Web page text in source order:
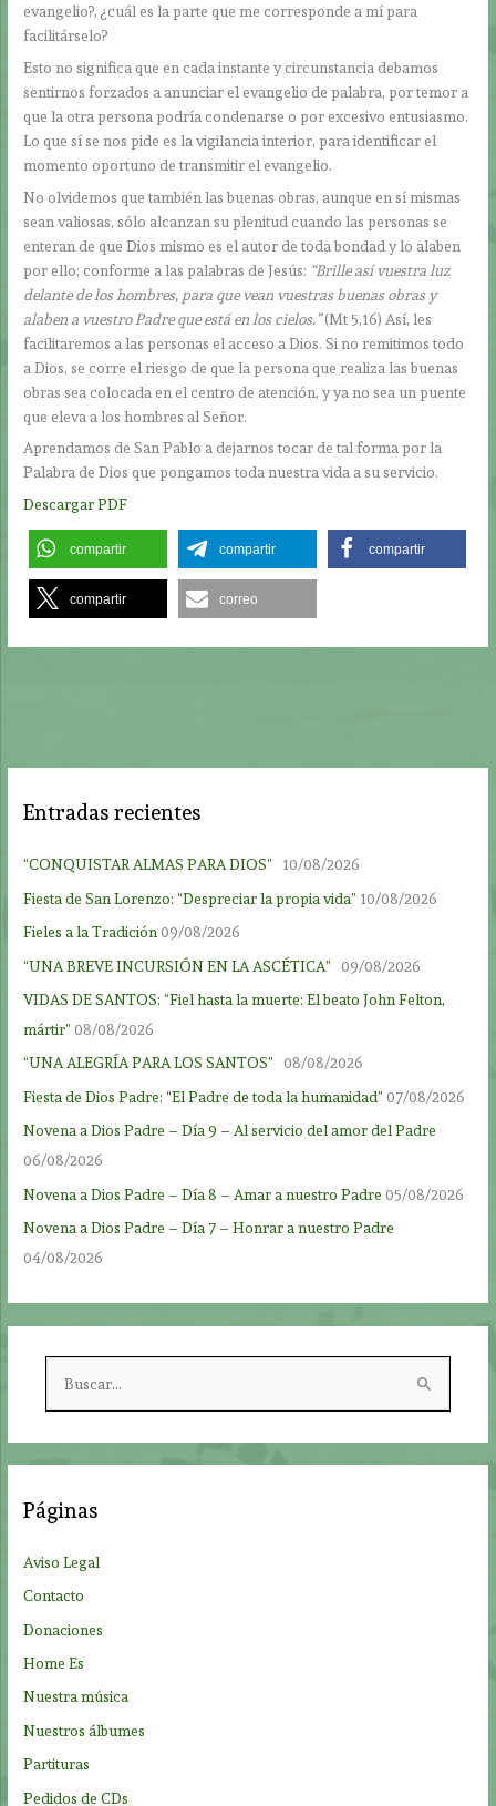
evangelio?, ¿cuál es la parte que me corresponde a mí para
facilitárselo?
Esto no significa que en cada instante y circunstancia debamos
sentirnos forzados a anunciar el evangelio de palabra, por temor a
que la otra persona podría condenarse o por excesivo entusiasmo.
Lo que sí se nos pide es la vigilancia interior, para identificar el
momento oportuno de transmitir el evangelio.
No olvidemos que también las buenas obras, aunque en sí mismas
sean valiosas, sólo alcanzan su plenitud cuando las personas se
enteran de que Dios mismo es el autor de toda bondad y lo alaben
por ello; conforme a las palabras de Jesús: “Brille así vuestra luz
delante de los hombres, para que vean vuestras buenas obras y
alaben a vuestro Padre que está en los cielos.”(Mt 5,16) Así, les
facilitaremos a las personas el acceso a Dios. Si no remitimos todo
a Dios, se corre el riesgo de que la persona que realiza las buenas
obras sea colocada en el centro de atención, y ya no sea un puente
que eleva a los hombres al Señor.
Aprendamos de San Pablo a dejarnos tocar de tal forma por la
Palabra de Dios que pongamos toda nuestra vida a su servicio.
Descargar PDF
compartir compartir compartir
compartir correo
Entradas recientes
“CONQUISTAR ALMAS PARA DIOS”
10/08/2026
Fiesta de San Lorenzo: “Despreciar la propia vida” 10/08/2026
Fieles a la Tradición09/08/2026
“UNA BREVE INCURSIÓN EN LA ASCÉTICA”
09/08/2026
VIDAS DE SANTOS: “Fiel hasta la muerte: El beato John Felton,
mártir” 08/08/2026
“UNA ALEGRÍA PARA LOS SANTOS”
08/08/2026
Fiesta de Dios Padre: “El Padre de toda la humanidad” 07/08/2026
Novena a Dios Padre – Día 9 – Al servicio del amor del Padre
06/08/2026
Novena a Dios Padre – Día 8 – Amar a nuestro Padre 05/08/2026
Novena a Dios Padre – Día 7 – Honrar a nuestro Padre
04/08/2026
c
r
:
Páginas
Aviso Legal
Contacto
Donaciones
Home Es
Nuestra música
Nuestros álbumes
Partituras
Pedidos de CDs